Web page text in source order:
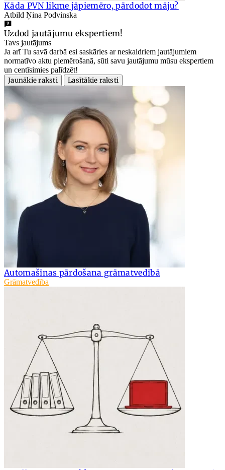
Kāda PVN likme jāpiemēro, pārdodot māju?
Atbild Ņina Podvinska
Uzdod jautājumu ekspertiem!
Tavs jautājums
Ja arī Tu savā darbā esi saskāries ar neskaidriem jautājumiem
normatīvo aktu piemērošanā, sūti savu jautājumu mūsu ekspertiem
un centīsimies palīdzēt!
Jaunākie raksti
Lasītākie raksti
Automašīnas pārdošana grāmatvedībā
Grāmatvedība